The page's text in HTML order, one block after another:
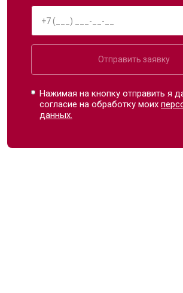
Отправить заявку
Нажимая на кнопку отправить я
согласие на обработку моих
данных.